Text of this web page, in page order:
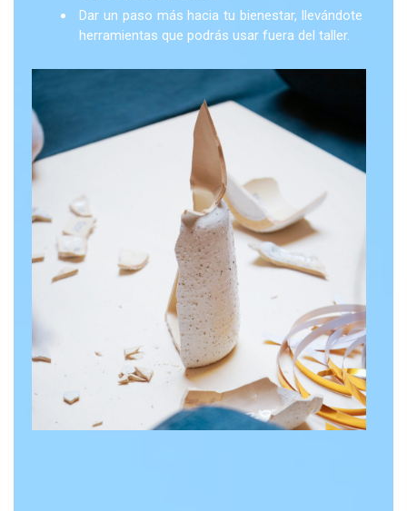
Dar un paso más hacia tu bienestar, llevándote
herramientas que podrás usar fuera del taller.